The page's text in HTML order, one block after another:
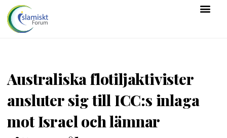
Australiska flotiljaktivister
ansluter sig till ICC:s inlaga
mot Israel och lämnar